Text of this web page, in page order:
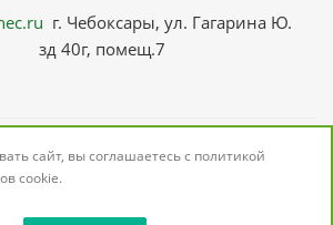
г. Чебоксары, ул. Гагарина Ю.
зд 40г, помещ.7
поставщик электронных
сайт, вы соглашаетесь с политикой
cookie.